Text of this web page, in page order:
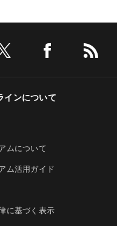
インについて
ムについて
ム活用ガイド
に基づく表示